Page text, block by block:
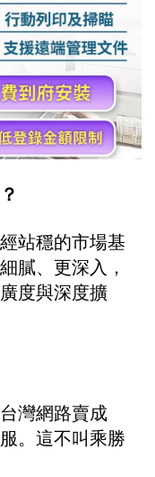
站穩的市場基
膩、更深入，
度與深度擴
灣網路賣成
。這不叫乘勝